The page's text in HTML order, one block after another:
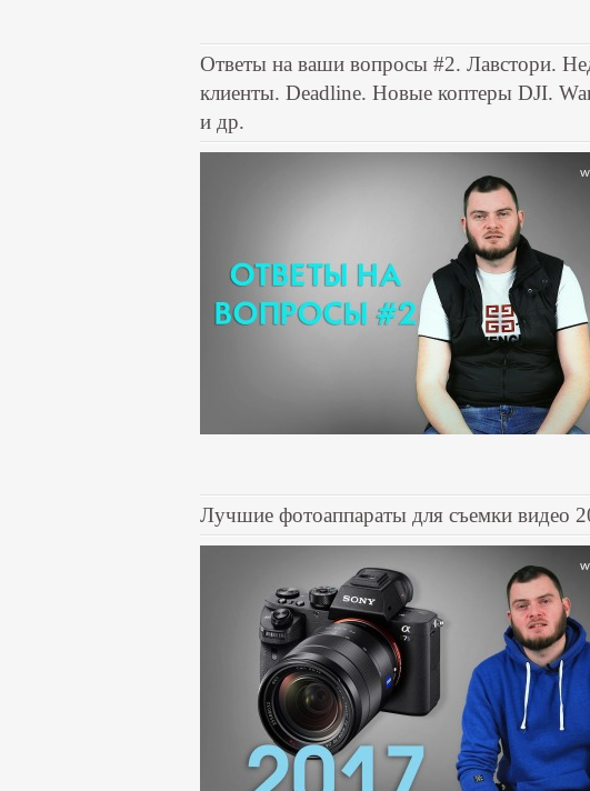
Ответы на ваши вопросы #2. Лавстори.
клиенты. Deadline. Новые коптеры DJI.
и др.
Лучшие фотоаппараты для съемки видео